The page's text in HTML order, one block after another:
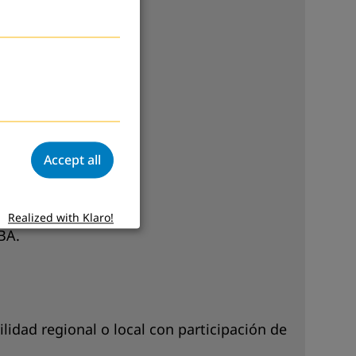
regional o local con participación de
Accept all
Realized with Klaro!